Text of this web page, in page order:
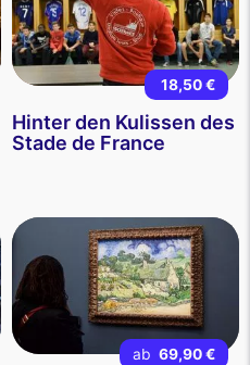
18,50 €
Hinter den Kulissen des
Stade de France
ab 69,90 €